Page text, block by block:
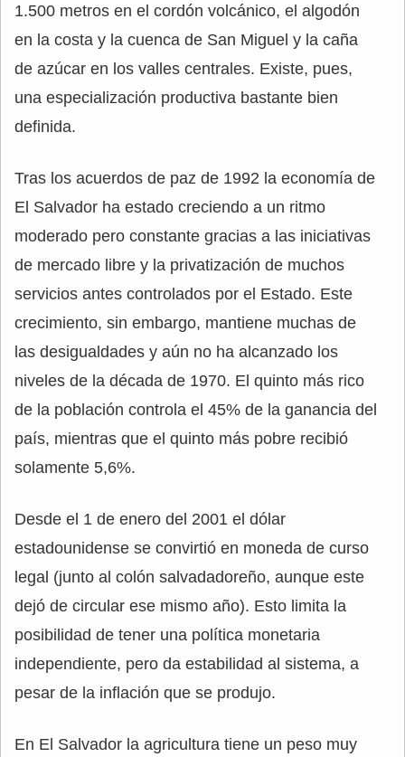
1.500 metros en el cordón volcánico, el algodón
en la costa y la cuenca de San Miguel y la caña
de azúcar en los valles centrales. Existe, pues,
una especialización productiva bastante bien
definida.
Tras los acuerdos de paz de 1992 la economía de
El Salvador ha estado creciendo a un ritmo
moderado pero constante gracias a las iniciativas
de mercado libre y la privatización de muchos
servicios antes controlados por el Estado. Este
crecimiento, sin embargo, mantiene muchas de
las desigualdades y aún no ha alcanzado los
niveles de la década de 1970. El quinto más rico
de la población controla el 45% de la ganancia del
país, mientras que el quinto más pobre recibió
solamente 5,6%.
Desde el 1 de enero del 2001 el dólar
estadounidense se convirtió en moneda de curso
legal (junto al colón salvadadoreño, aunque este
dejó de circular ese mismo año). Esto limita la
posibilidad de tener una política monetaria
independiente, pero da estabilidad al sistema, a
pesar de la inflación que se produjo.
En El Salvador la agricultura tiene un peso muy